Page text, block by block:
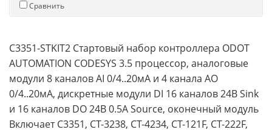
Сравнить
C3351-STKIT2 Стартовый набор контроллера ODOT
AUTOMATION CODESYS 3.5 процессор, аналоговые
модули 8 каналов AI 0/4..20мА и 4 канала AO
0/4..20мА, дискретные модули DI 16 каналов 24В Sink
и 16 каналов DO 24В 0.5А Source, оконечный модуль
Включает C3351, CT-3238, CT-4234, CT-121F, CT-222F,